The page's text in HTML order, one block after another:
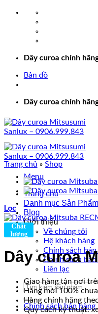
Dây curoa chính
Bản đồ
Dây curoa chính
Menu
Trang chủ
Danh mục Sản Phẩm
Blog
Giới thiệu
Về chúng tôi
Hệ khách hàng
Chính sách bán
Chính sách
Liên lạc
Tìm
kiếm:
Chính sách bán hàng
Trang chủ » Shop
Lọc
Chất
lượng
Dây curoa
Giao hàng tận nơi
Hàng mới 100%
Hàng chính hãng
Quy cách kỹ thuật: